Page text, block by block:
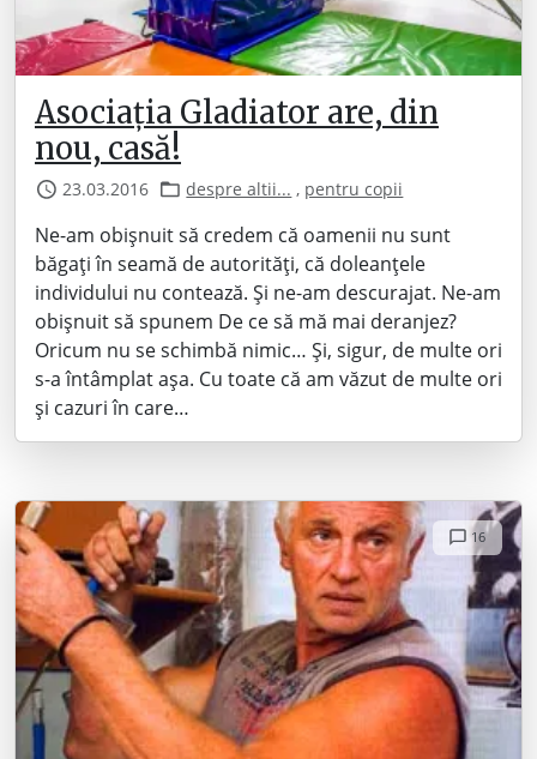
Asociația Gladiator are, din
nou, casă!
23.03.2016 despre altii... , pentru copii
Ne-am obișnuit să credem că oamenii nu sunt
băgați în seamă de autorități, că doleanțele
individului nu contează. Și ne-am descurajat. Ne-am
obișnuit să spunem De ce să mă mai deranjez?
Oricum nu se schimbă nimic… Și, sigur, de multe ori
s-a întâmplat așa. Cu toate că am văzut de multe ori
și cazuri în care…
16